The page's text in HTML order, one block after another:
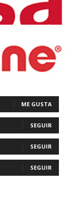
ME GUSTA
SEGUIR
SEGUIR
SEGUIR